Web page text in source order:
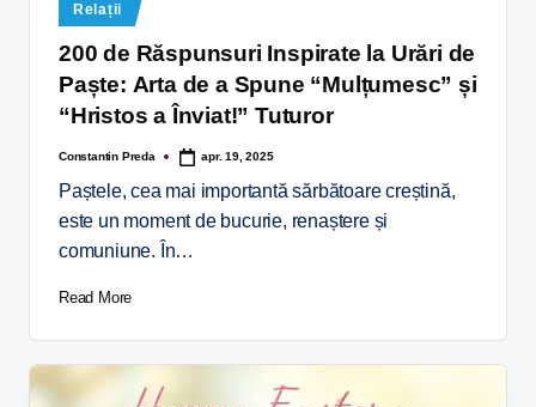
Relații
200 de Răspunsuri Inspirate la Urări de
Paște: Arta de a Spune “Mulțumesc” și
“Hristos a Înviat!” Tuturor
Constantin Preda apr. 19, 2025
Paștele, cea mai importantă sărbătoare creștină,
este un moment de bucurie, renaștere și
comuniune. În…
Read More